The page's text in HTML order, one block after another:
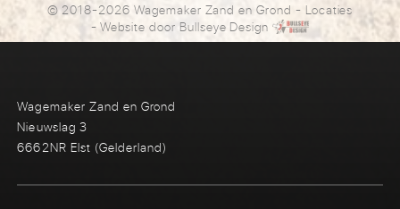
© 2018-2026 Wagemaker Zand en Grond - Locaties
- Website door Bullseye Design
Wagemaker Zand en Grond
Nieuwslag 3
6662NR Elst (Gelderland)